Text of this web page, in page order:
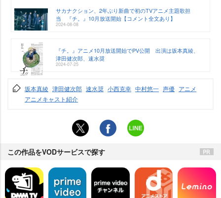
サカナクション、2年ぶり新曲で初のTVアニメ主題歌担
当 『チ。』10月放送開始【コメント全文あり】
2024-08-08
『チ。』アニメ10月放送開始でPV公開 出演は坂本真綾、
津田健次郎、速水奨
2024-07-25
坂本真綾 津田健次郎 速水奨 小西克幸 中村悠一 声優 アニメ
アニメキャスト紹介
この作品をVODサービスで探す